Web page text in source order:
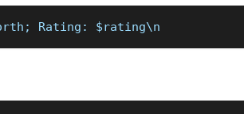
Rating: $rating\n